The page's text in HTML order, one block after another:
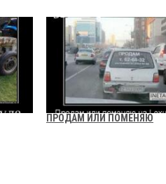
ПРОДАМ ИЛИ ПОМЕНЯЮ